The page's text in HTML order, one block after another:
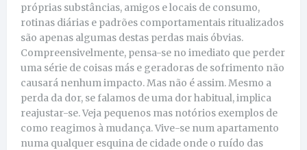
próprias substâncias, amigos e locais de consumo,
rotinas diárias e padrões comportamentais ritualizados
são apenas algumas destas perdas mais óbvias.
Compreensivelmente, pensa-se no imediato que perder
uma série de coisas más e geradoras de sofrimento não
causará nenhum impacto. Mas não é assim. Mesmo a
perda da dor, se falamos de uma dor habitual, implica
reajustar-se. Veja pequenos mas notórios exemplos de
como reagimos à mudança. Vive-se num apartamento
numa qualquer esquina de cidade onde o ruído das